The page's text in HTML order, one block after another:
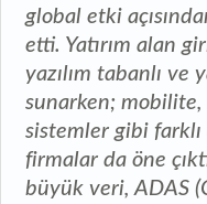
global etki
etti. Yatırım alan
yazılım tabanlı ve
sunarken;
sistemler gibi
firmalar da öne
büyük veri, ADAS